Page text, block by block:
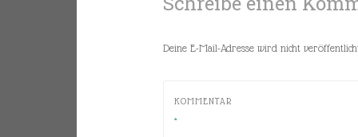
Deine E-Mail-Adresse wird nicht
KOMMENTAR
*